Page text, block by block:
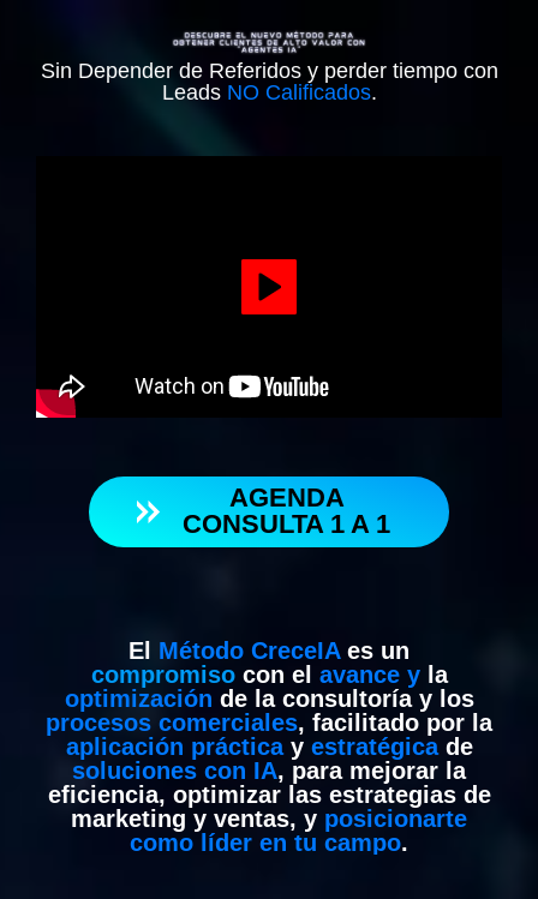
Sin Depender de Referidos y perder tiempo con
Leads NO Calificados.
AGENDA
CONSULTA 1 A 1
El Método CreceIAes un
compromisocon el avance yla
optimización de la consultoría y los
procesos comerciales, facilitado por la
aplicación prácticay estratégicade
soluciones con IA, para mejorar la
eficiencia, optimizar las estrategias de
marketing y ventas, y posicionarte
como líder en tu campo.